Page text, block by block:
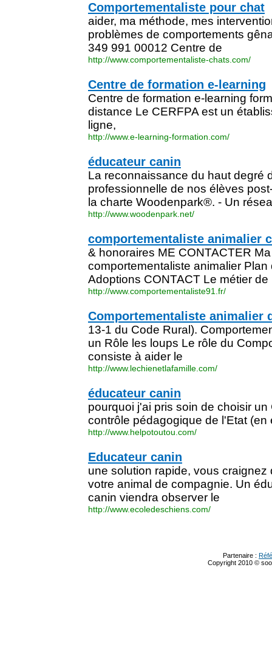
Comportementaliste pour chat
aider, ma méthode, mes
problèmes de comportements
349 991 00012 Centre de
http://www.comportementaliste-chats.com/
Centre de formation e-learning
Centre de formation e-learning
distance Le CERFPA est un
ligne,
http://www.e-learning-formation.com/
éducateur canin
La reconnaissance du haut degré
professionnelle de nos élèves
la charte Woodenpark®. - Un
http://www.woodenpark.net/
comportementaliste animalier
& honoraires ME CONTACTER
comportementaliste animalier
Adoptions CONTACT Le métier de
http://www.comportementaliste91.fr/
Comportementaliste animalier
13-1 du Code Rural).
un Rôle les loups Le rôle du
consiste à aider le
http://www.lechienetlafamille.com/
éducateur canin
pourquoi j'ai pris soin de choisir
contrôle pédagogique de l'Etat (en
http://www.helpotoutou.com/
Educateur canin
une solution rapide, vous
votre animal de compagnie. Un
canin viendra observer le
http://www.ecoledeschiens.com/
Partenaire :
Copyright 2010 ©